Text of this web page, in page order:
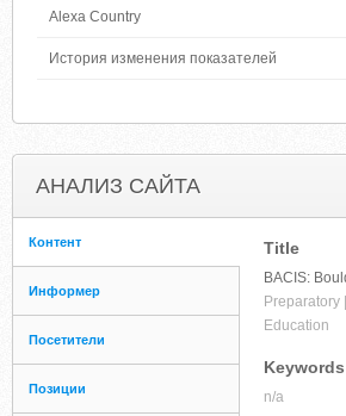
Alexa Country
История изменения показателей
АНАЛИЗ САЙТА
Контент
Информер
Посетители
Позиции
Title
BACIS:
Preparatory
Education
Keywords
n/a